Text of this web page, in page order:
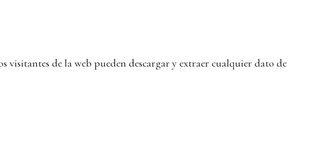
visitantes de la web pueden descargar y extraer cualquier dato de